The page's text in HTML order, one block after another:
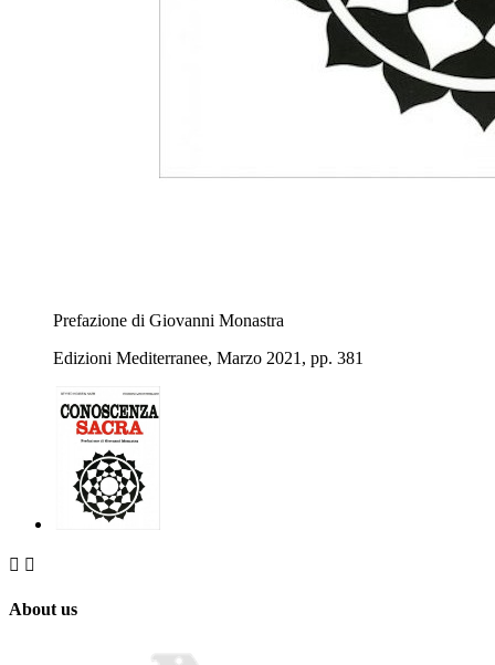
Prefazione di Giovanni Monastra
Edizioni Mediterranee, Marzo 2021, pp. 381
 
About us